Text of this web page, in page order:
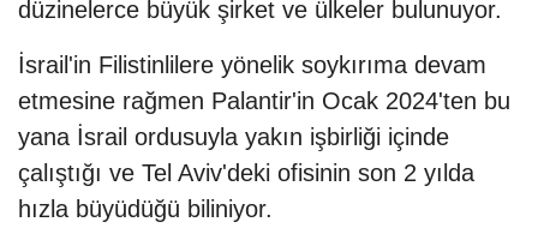
düzinelerce büyük şirket ve ülkeler bulunuyor.
İsrail'in Filistinlilere yönelik soykırıma devam
etmesine rağmen Palantir'in Ocak 2024'ten bu
yana İsrail ordusuyla yakın işbirliği içinde
çalıştığı ve Tel Aviv'deki ofisinin son 2 yılda
hızla büyüdüğü biliniyor.